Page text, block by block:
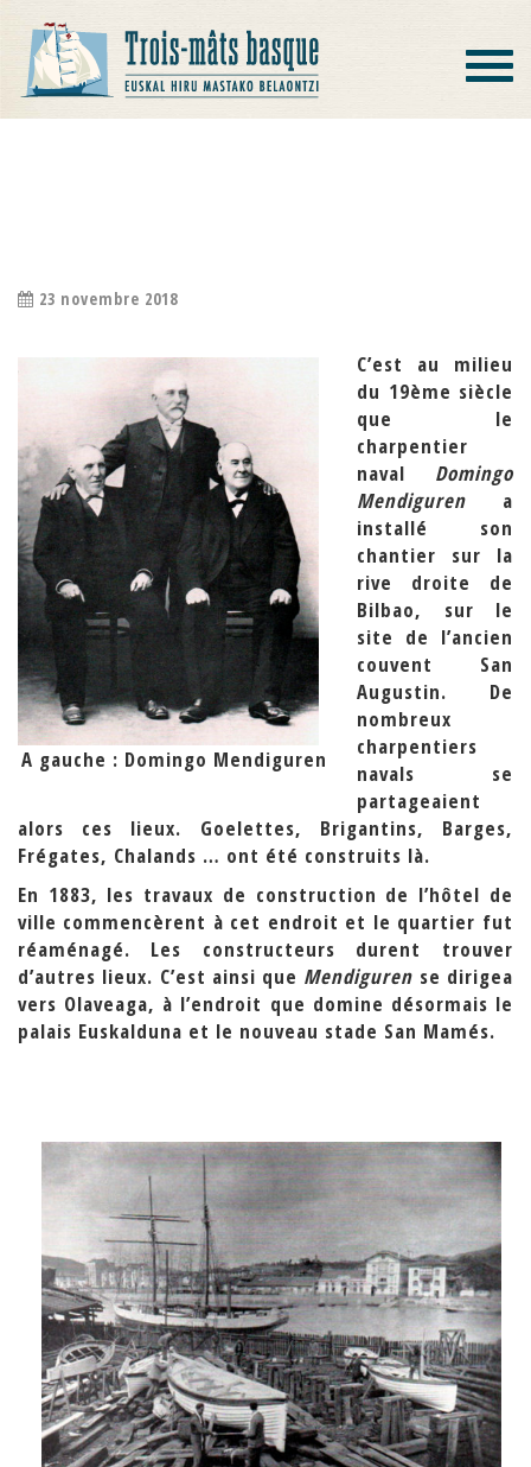
Toggle
23 novembre 2018
A gauche : Domingo Mendiguren
C’est au milieu
du 19ème siècle
que le
charpentier
naval Domingo
Mendiguren a
installé son
chantier sur la
rive droite de
Bilbao, sur le
site de l’ancien
couvent San
Augustin. De
nombreux
charpentiers
navals se
partageaient
alors ces lieux. Goelettes, Brigantins, Barges,
Frégates, Chalands … ont été construits là.
En 1883, les travaux de construction de l’hôtel de
ville commencèrent à cet endroit et le quartier fut
réaménagé. Les constructeurs durent trouver
d’autres lieux. C’est ainsi que Mendiguren se dirigea
vers Olaveaga, à l’endroit que domine désormais le
palais Euskalduna et le nouveau stade San Mamés.